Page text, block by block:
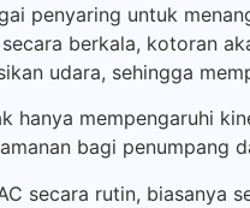
penyaring untuk
berkala, kotoran
udara, sehingga
hanya mempengaruhi
bagi penumpang
secara rutin, biasanya